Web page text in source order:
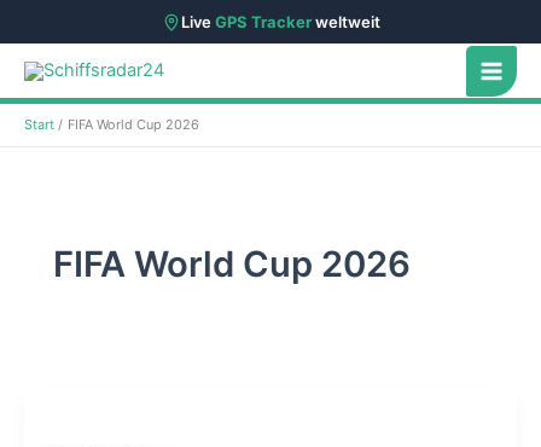
LiveGPS Trackerweltweit
Zum
Inhalt
springen
Start FIFA World Cup 2026
FIFA World Cup 2026